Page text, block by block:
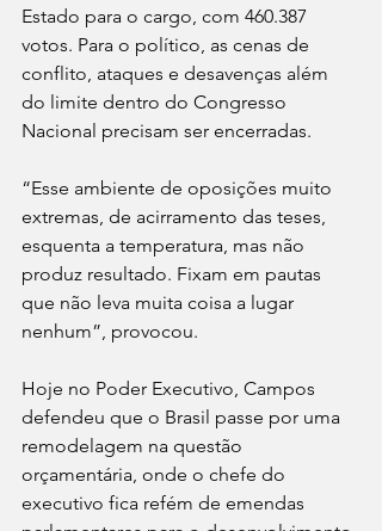
Estado para o cargo, com 460.387
votos. Para o político, as cenas de
conflito, ataques e desavenças além
do limite dentro do Congresso
Nacional precisam ser encerradas.
“Esse ambiente de oposições muito
extremas, de acirramento das teses,
esquenta a temperatura, mas não
produz resultado. Fixam em pautas
que não leva muita coisa a lugar
nenhum”, provocou.
Hoje no Poder Executivo, Campos
defendeu que o Brasil passe por uma
remodelagem na questão
orçamentária, onde o chefe do
executivo fica refém de emendas